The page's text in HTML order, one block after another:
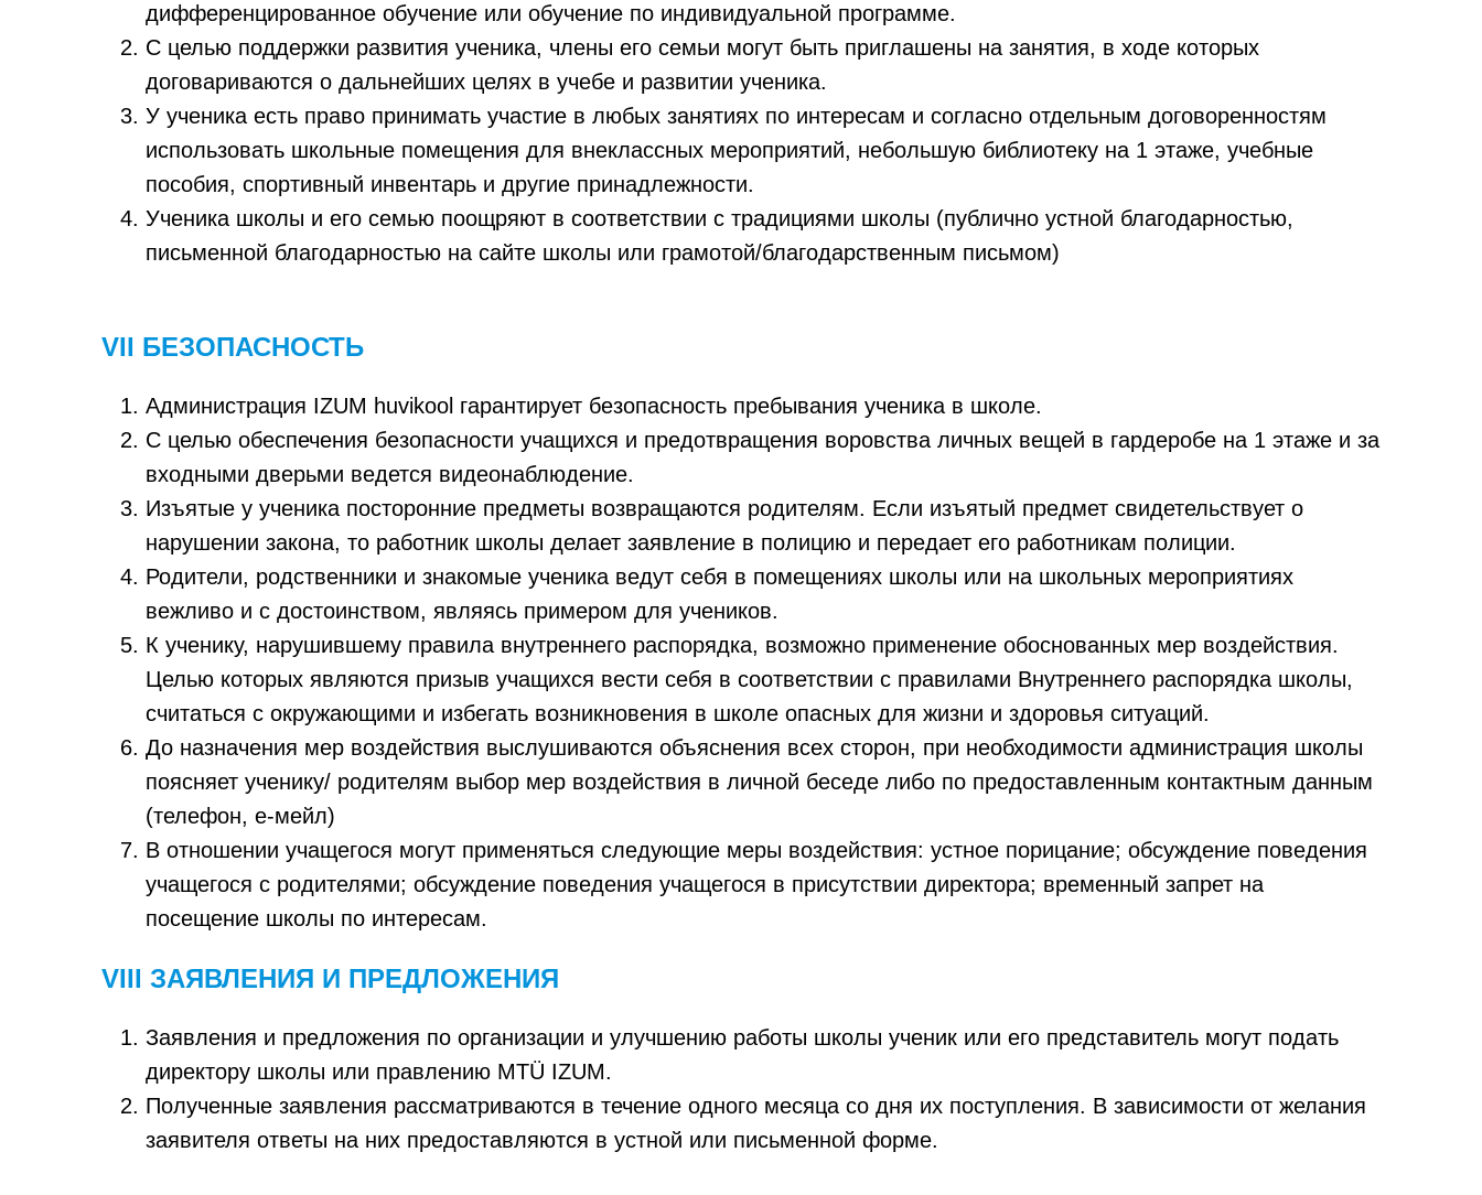
дифференцированное обучение или обучение по индивидуальной программе.
С целью поддержки развития ученика, члены его семьи могут быть приглашены на занятия, в ходе которых
договариваются о дальнейших целях в учебе и развитии ученика.
У ученика есть право принимать участие в любых занятиях по интересам и согласно отдельным договоренностям
использовать школьные помещения для внеклассных мероприятий, небольшую библиотеку на 1 этаже, учебные
пособия, спортивный инвентарь и другие принадлежности.
Ученика школы и его семью поощряют в соответствии с традициями школы (публично устной благодарностью,
письменной благодарностью на сайте школы или грамотой/благодарственным письмом)
VII БЕЗОПАСНОСТЬ
Администрация IZUM huvikool гарантирует безопасность пребывания ученика в школе.
С целью обеспечения безопасности учащихся и предотвращения воровства личных вещей в гардеробе на 1 этаже и за
входными дверьми ведется видеонаблюдение.
Изъятые у ученика посторонние предметы возвращаются родителям. Если изъятый предмет свидетельствует о
нарушении закона, то работник школы делает заявление в полицию и передает его работникам полиции.
Родители, родственники и знакомые ученика ведут себя в помещениях школы или на школьных мероприятиях
вежливо и с достоинством, являясь примером для учеников.
К ученику, нарушившему правила внутреннего распорядка, возможно применение обоснованных мер воздействия.
Целью которых являются призыв учащихся вести себя в соответствии с правилами Внутреннего распорядка школы,
считаться с окружающими и избегать возникновения в школе опасных для жизни и здоровья ситуаций.
До назначения мер воздействия выслушиваются объяснения всех сторон, при необходимости администрация школы
поясняет ученику/ родителям выбор мер воздействия в личной беседе либо по предоставленным контактным данным
(телефон, е-мейл)
В отношении учащегося могут применяться следующие меры воздействия: устное порицание; обсуждение поведения
учащегося с родителями; обсуждение поведения учащегося в присутствии директора; временный запрет на
посещение школы по интересам.
VIII ЗАЯВЛЕНИЯ И ПРЕДЛОЖЕНИЯ
Заявления и предложения по организации и улучшению работы школы ученик или его представитель могут подать
директору школы или правлению MTÜ IZUM.
Полученные заявления рассматриваются в течение одного месяца со дня их поступления. В зависимости от желания
заявителя ответы на них предоставляются в устной или письменной форме.